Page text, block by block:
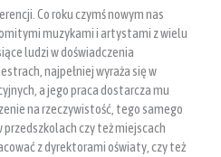
Co roku czymś nowym nas
muzykami i artystami z wielu
ludzi w doświadczenia
najpełniej wyraża się w
a jego praca dostarcza mu
na rzeczywistość, tego samego
przedszkolach czy też miejscach
z dyrektorami oświaty, czy też